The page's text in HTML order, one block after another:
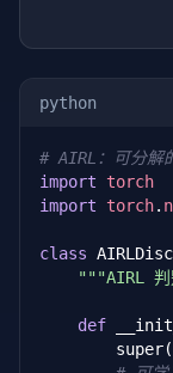
python
# AIRL：可分解
import torch
import torch.
class
"""AIRL 判
def